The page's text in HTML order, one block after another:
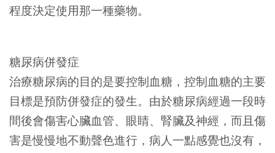
程度決定使用那一種藥物。
糖尿病併發症
治療糖尿病的目的是要控制血糖，控制血糖的主要
目標是預防併發症的發生。由於糖尿病經過一段時
間後會傷害心臟血管、眼睛、腎臟及神經，而且傷
害是慢慢地不動聲色進行，病人一點感覺也沒有，